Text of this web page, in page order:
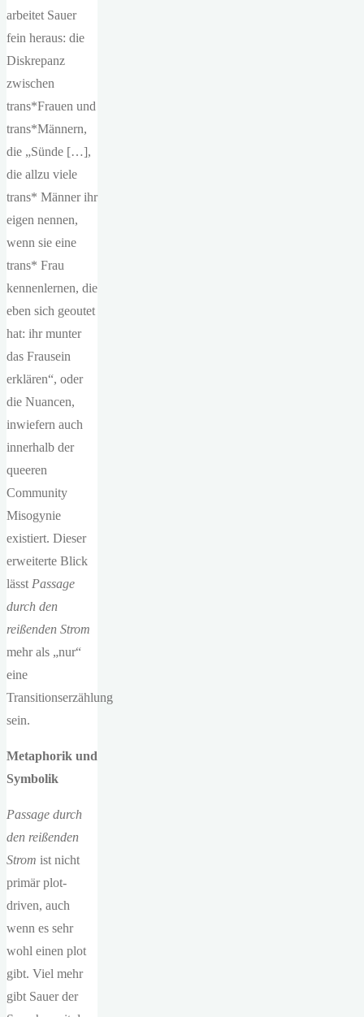
arbeitet Sauer
fein heraus: die
Diskrepanz
zwischen
trans*Frauen und
trans*Männern,
die „Sünde […],
die allzu viele
trans* Männer ihr
eigen nennen,
wenn sie eine
trans* Frau
kennenlernen, die
eben sich geoutet
hat: ihr munter
das Frausein
erklären“, oder
die Nuancen,
inwiefern auch
innerhalb der
queeren
Community
Misogynie
existiert. Dieser
erweiterte Blick
lässt Passage
durch den
reißenden Strom
mehr als „nur“
eine
Transitionserzählung
sein.
Metaphorik und
Symbolik
Passage durch
den reißenden
Strom ist nicht
primär plot-
driven, auch
wenn es sehr
wohl einen plot
gibt. Viel mehr
gibt Sauer der